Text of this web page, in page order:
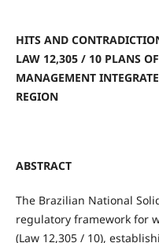
HITS AND
LAW 12,305 / 10 PLANS
MANAGEMENT
REGION
ABSTRACT
The Brazilian National
regulatory framework for
(Law 12,305 / 10),